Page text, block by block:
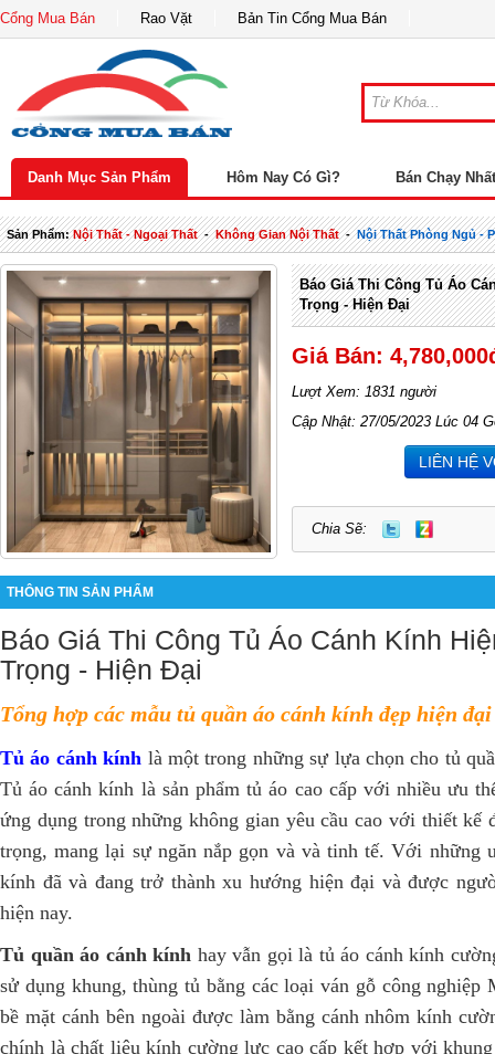
Cổng Mua Bán Rao Vặt Bản Tin Cổng Mua Bán
Danh Mục Sản Phẩm Hôm Nay Có Gì? Bán Chạy Nhất
Sản Phẩm:Nội Thất - Ngoại Thất-Không Gian Nội Thất-Nội Thất Phòng Ngủ -
Báo Giá Thi Công Tủ Áo
Trọng - Hiện Đại
Giá Bán:
Lượt Xem: 1831 người
Cập Nhật: 27/05/2023 Lúc 04
LIÊN HỆ
Chia Sẽ:
THÔNG TIN SẢN PHẨM
Báo Giá Thi Công Tủ Áo Cánh Kính
Trọng - Hiện Đại
Tổng hợp các mẫu tủ quần áo cánh kính đẹp hiện đại
Tủ áo cánh kính là một trong những sự lựa chọn cho tủ
Tủ áo cánh kính là sản phẩm tủ áo cao cấp với nhiều ưu
ứng dụng trong những không gian yêu cầu cao với thiết kế
trọng, mang lại sự ngăn nắp gọn và và tinh tế. Với những
kính đã và đang trở thành xu hướng hiện đại và được
hiện nay.
Tủ quần áo cánh kính hay vẫn gọi là tủ áo cánh kính
sử dụng khung, thùng tủ bằng các loại ván gỗ công nghiệp
bề mặt cánh bên ngoài được làm bằng cánh nhôm kính
chính là chất liệu kính cường lực cao cấp kết hợp với